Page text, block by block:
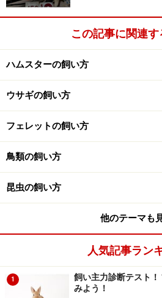
この記事に関連す
ハムスターの飼い方
ウサギの飼い方
フェレットの飼い方
鳥類の飼い方
昆虫の飼い方
他のテーマも
人気記事ラン
1
飼い主力診断テスト
みよう！